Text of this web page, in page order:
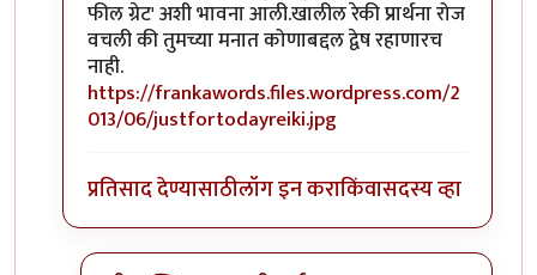
फील ग्रेट' अशी भावना आली.खालील रेकी प्रार्थना रोज
वचली की तुमच्या मनात कोणाबद्दल द्वेष रहाणारच
नाही.
https://frankawords.files.wordpress.com/2
013/06/justfortodayreiki.jpg
प्रतिसाद देण्यासाठीलॉग इन कराकिंवासदस्य व्हा